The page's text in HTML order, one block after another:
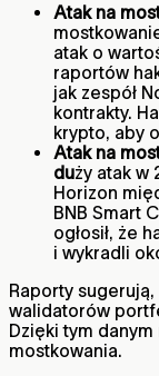
Atak na
atak o
raportów
jak zespół
kontrakty.
krypto, aby
Atak na
duży atak w
Horizon
BNB Smart
ogłosił, że
i wykradli
Raporty
walidatorów
Dzięki tym danym
mostkowania.